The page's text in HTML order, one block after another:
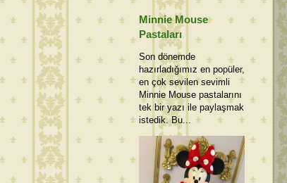
Minnie Mouse
Pastaları
Son dönemde
hazırladığımız en popüler,
en çok sevilen sevimli
Minnie Mouse pastalarını
tek bir yazı ile paylaşmak
istedik. Bu...